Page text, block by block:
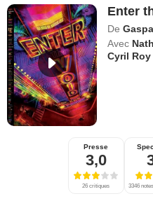
Enter
De
Avec
Cyril Roy
Presse
3,0
26 critiques 3346